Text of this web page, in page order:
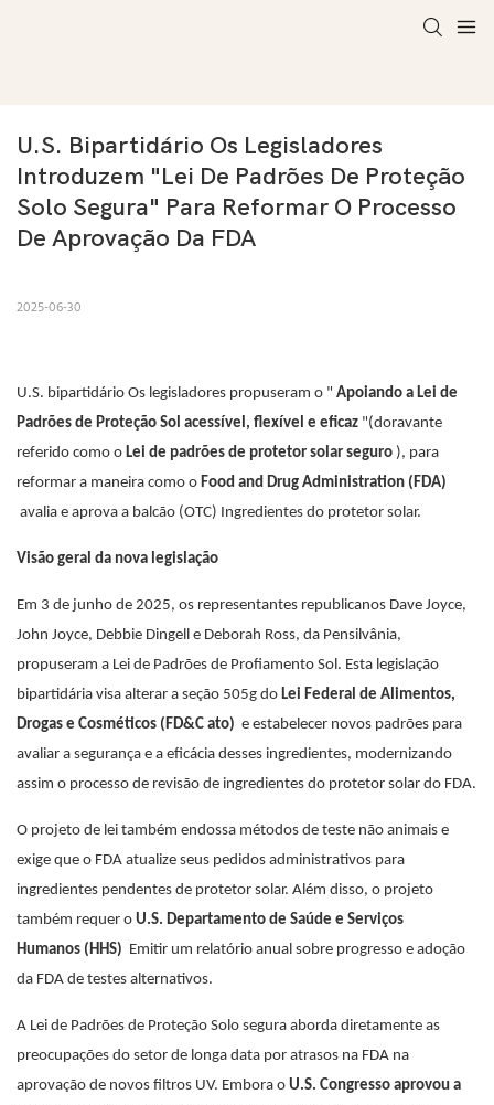
U.S. Bipartidário Os Legisladores
Introduzem "Lei De Padrões De Proteção
Solo Segura" Para Reformar O Processo
De Aprovação Da FDA
2025-06-30
U.S. bipartidário Os legisladores propuseram o " Apoiando a Lei de
Padrões de Proteção Sol acessível, flexível e eficaz "(doravante
referido como o Lei de padrões de protetor solar seguro ), para
reformar a maneira como o Food and Drug Administration (FDA)
avalia e aprova a balcão (OTC) Ingredientes do protetor solar.
Visão geral da nova legislação
Em 3 de junho de 2025, os representantes republicanos Dave Joyce,
John Joyce, Debbie Dingell e Deborah Ross, da Pensilvânia,
propuseram a Lei de Padrões de Profiamento Sol. Esta legislação
bipartidária visa alterar a seção 505g do Lei Federal de Alimentos,
Drogas e Cosméticos (FD&C ato) e estabelecer novos padrões para
avaliar a segurança e a eficácia desses ingredientes, modernizando
assim o processo de revisão de ingredientes do protetor solar do FDA.
O projeto de lei também endossa métodos de teste não animais e
exige que o FDA atualize seus pedidos administrativos para
ingredientes pendentes de protetor solar. Além disso, o projeto
também requer o U.S. Departamento de Saúde e Serviços
Humanos (HHS) Emitir um relatório anual sobre progresso e adoção
da FDA de testes alternativos.
A Lei de Padrões de Proteção Solo segura aborda diretamente as
preocupações do setor de longa data por atrasos na FDA na
aprovação de novos filtros UV. Embora o U.S. Congresso aprovou a